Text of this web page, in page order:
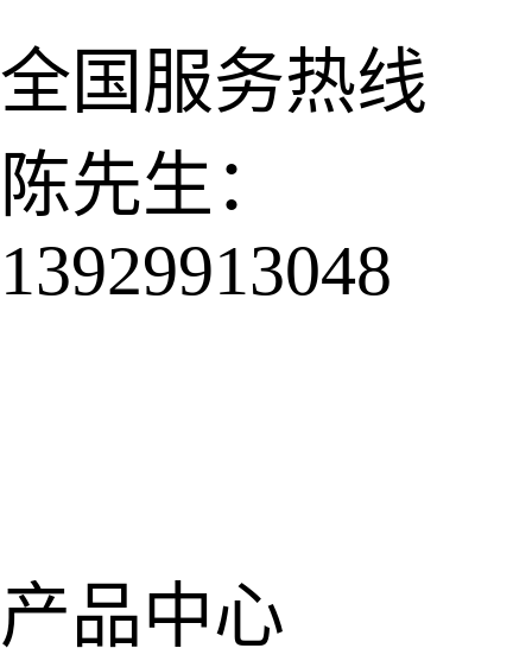
全国服务热线
陈先生：
13929913048
产品中心